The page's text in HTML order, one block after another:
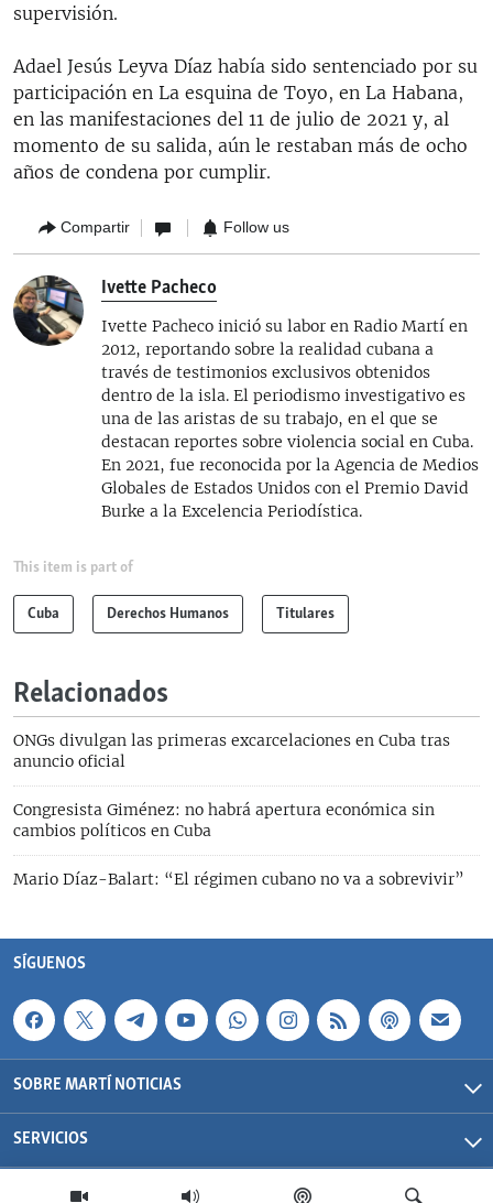
supervisión.
Adael Jesús Leyva Díaz había sido sentenciado por su
participación en La esquina de Toyo, en La Habana,
en las manifestaciones del 11 de julio de 2021 y, al
momento de su salida, aún le restaban más de ocho
años de condena por cumplir.
Compartir Follow us
Ivette Pacheco
Ivette Pacheco inició su labor en Radio Martí en
2012, reportando sobre la realidad cubana a
través de testimonios exclusivos obtenidos
dentro de la isla. El periodismo investigativo es
una de las aristas de su trabajo, en el que se
destacan reportes sobre violencia social en Cuba.
En 2021, fue reconocida por la Agencia de Medios
Globales de Estados Unidos con el Premio David
Burke a la Excelencia Periodística.
This item is part of
Cuba Derechos Humanos Titulares
Relacionados
ONGs divulgan las primeras excarcelaciones en Cuba tras
anuncio oficial
Congresista Giménez: no habrá apertura económica sin
cambios políticos en Cuba
Mario Díaz-Balart: “El régimen cubano no va a sobrevivir”
SÍGUENOS
SOBRE MARTÍ NOTICIAS
SERVICIOS
Martí Noticias| 2026 | OCB | Todos los derechos reservados.